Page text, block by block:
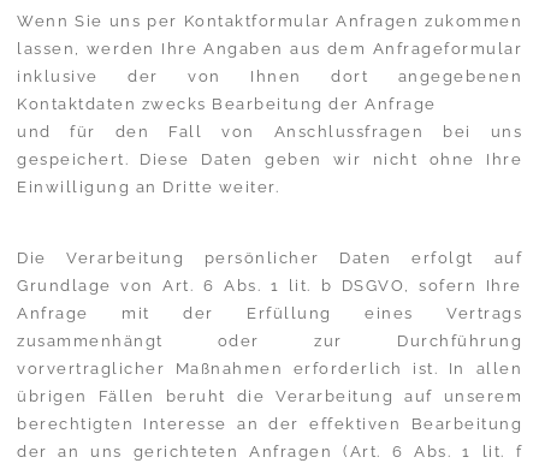
Wenn Sie uns per Kontaktformular Anfragen zukommen
lassen, werden Ihre Angaben aus dem Anfrageformular
inklusive der von Ihnen dort angegebenen
Kontaktdaten zwecks Bearbeitung der Anfrage
und für den Fall von Anschlussfragen bei uns
gespeichert. Diese Daten geben wir nicht ohne Ihre
Einwilligung an Dritte weiter.
Die Verarbeitung persönlicher Daten erfolgt auf
Grundlage von Art. 6 Abs. 1 lit. b DSGVO, sofern Ihre
Anfrage mit der Erfüllung eines Vertrags
zusammenhängt oder zur Durchführung
vorvertraglicher Maßnahmen erforderlich ist. In allen
übrigen Fällen beruht die Verarbeitung auf unserem
berechtigten Interesse an der effektiven Bearbeitung
der an uns gerichteten Anfragen (Art. 6 Abs. 1 lit. f